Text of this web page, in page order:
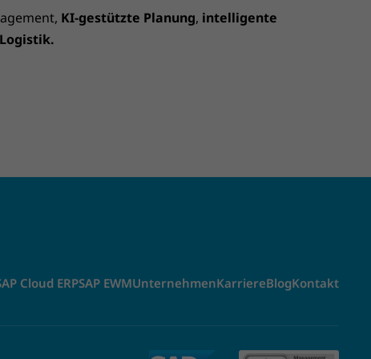
KI-gestützte Planung, intelligente
Cloud ERPSAP EWMUnternehmenKarriereBlogKontakt